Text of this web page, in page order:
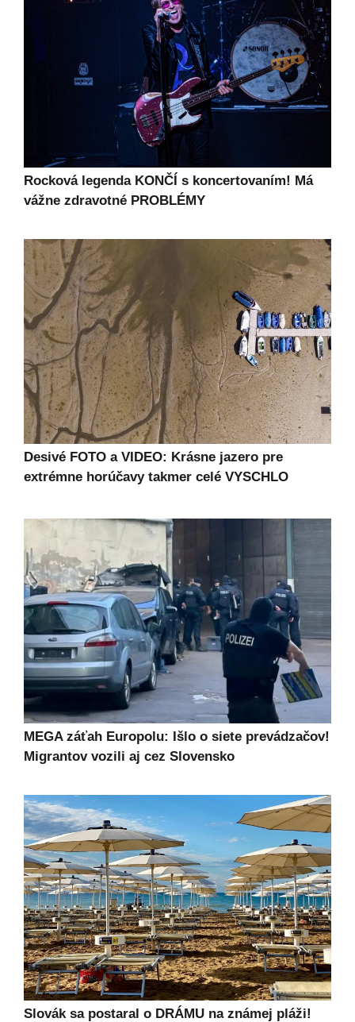
Rocková legenda KONČÍ s koncertovaním! Má
vážne zdravotné PROBLÉMY
Desivé FOTO a VIDEO: Krásne jazero pre
extrémne horúčavy takmer celé VYSCHLO
MEGA záťah Europolu: Išlo o siete prevádzačov!
Migrantov vozili aj cez Slovensko
Slovák sa postaral o DRÁMU na známej pláži!